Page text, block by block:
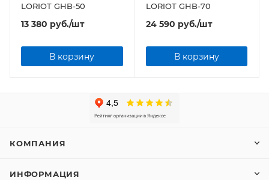
LORIOT GHB-50
13 380 руб./шт
В корзину
LORIOT GHB-70
24 590 руб./шт
В корзину
КОМПАНИЯ
ИНФОРМАЦИЯ